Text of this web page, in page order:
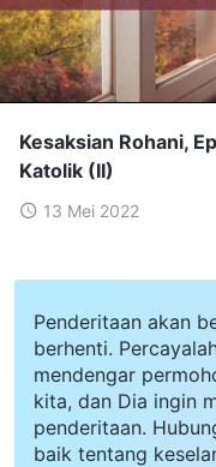
Kesaksian Rohani,
Katolik (II)
13 Mei 2022
Penderitaan akan
berhenti.
mendengar
kita, dan Dia ingin
penderitaan.
baik tentang